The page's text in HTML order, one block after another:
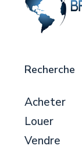
Recherche
Acheter
Louer
Vendre